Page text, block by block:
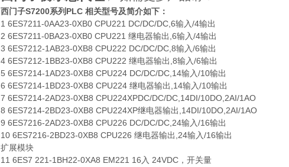
西门子S7200系列PLC 相关型号及简介如下：
1 6ES7211-0AA23-0XB0 CPU221 DC/DC/DC,6输入/4输出
2 6ES7211-0BA23-0XB0 CPU221 继电器输出,6输入/4输出
3 6ES7212-1AB23-0XB8 CPU222 DC/DC/DC,8输入/6输出
4 6ES7212-1BB23-0XB8 CPU222 继电器输出,8输入/6输出
5 6ES7214-1AD23-0XB8 CPU224 DC/DC/DC,14输入/10输出
6 6ES7214-1BD23-0XB8 CPU224 继电器输出,14输入/10输出
7 6ES7214-2AD23-0XB8 CPU224XPDC/DC/DC,14DI/10DO,2AI/1AO
8 6ES7214-2BD23-0XB8 CPU224XP继电器输出,14DI/10DO,2AI/1AO
9 6ES7216-2AD23-0XB8 CPU226 DC/DC/DC,24输入/16输出
10 6ES7216-2BD23-0XB8 CPU226 继电器输出,24输入/16输出
扩展模块
11 6ES7 221-1BH22-0XA8 EM221 16入 24VDC，开关量